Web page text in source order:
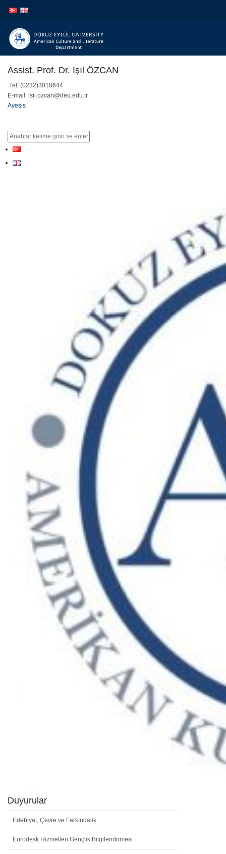
atla
atla
Assist. Prof. Dr. Işıl ÖZCAN
Tel: (0232)3018644
E-mail: isil.ozcan@deu.edu.tr
Avesis
Duyurular
Edebiyat, Çevre ve Farkındalık
Eurodesk Hizmetleri Gençlik Bilgilendirmesi